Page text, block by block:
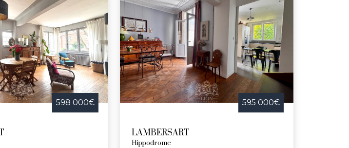
architectural remarquable, comprenant des trésors tels que la villa
Calixte ou le majestueux château de la Cessoie. En explorant les maisons
propriétés uniques intégrées dans ce décor chargé d'histoire.
commune dynamique et accueillante qui mérite pleinement le détour. Si
cadre où la nature rencontre l'histoire, Lambersart est l'endroit idéal pour
notre sélection de biens immobiliers et trouvez la maison parfaite qui
598 000€ 595 000€
LAMBERSART
Hippodrome